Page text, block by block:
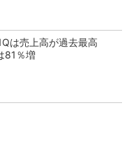
は売上高が過去最高
81％増